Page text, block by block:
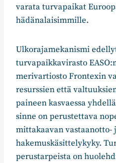
varata turvapaikat
hädänalaisimmille.
Ulkorajamekanismi
turvapaikkavirasto
merivartiosto Frontexin
resurssien että
paineen kasvaessa
sinne on perustettava
mittakaavan vastaanotto-
hakemuskäsittelykyky.
perustarpeista on